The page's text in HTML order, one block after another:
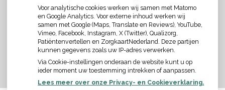
Voor analytische cookies werken wij samen met Matomo
en Google Analytics. Voor externe inhoud werken wij
samen met Google (Maps, Translate en Reviews), YouTube,
Vimeo, Facebook, Instagram, X (Twitter), Qualizorg,
Patiëntenvertellen en ZorgkaartNederland. Deze partijen
kunnen gegevens zoals uw IP-adres verwerken.
Via Cookie-instellingen onderaan de website kunt u op
ieder moment uw toestemming intrekken of aanpassen.
Lees meer over onze Privacy- en Cookieverklaring.